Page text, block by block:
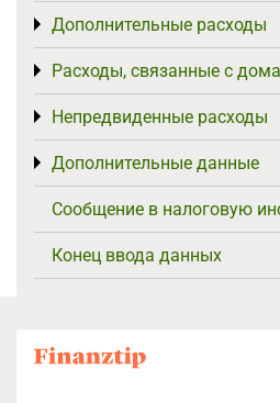
Дополнительные расходы
Toggle menu
Расходы, связанные с
Toggle menu
Непредвиденные расходы
Toggle menu
Дополнительные данные
Toggle menu
Сообщение в налоговую
Конец ввода данных